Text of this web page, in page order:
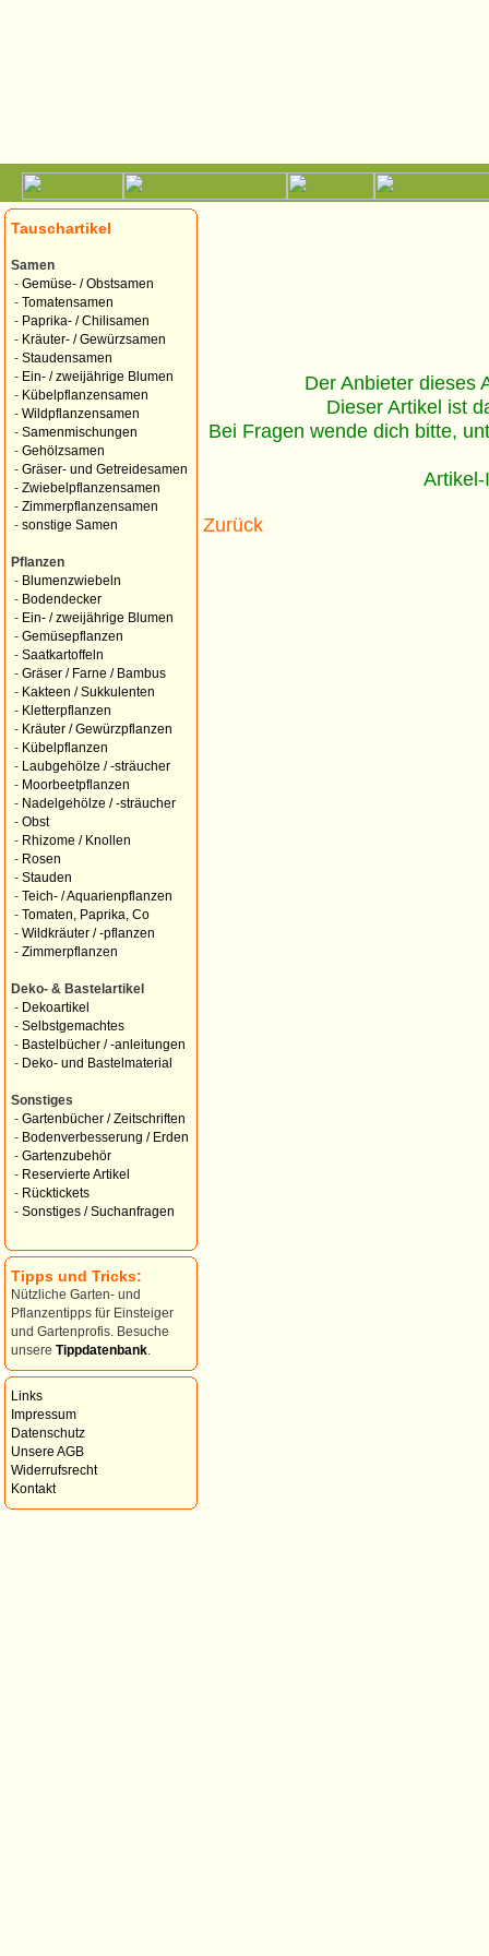
Tauschartikel
Samen
- Gemüse- / Obstsamen
- Tomatensamen
- Paprika- / Chilisamen
- Kräuter- / Gewürzsamen
- Staudensamen
- Ein- / zweijährige Blumen
- Kübelpflanzensamen
- Wildpflanzensamen
- Samenmischungen
- Gehölzsamen
- Gräser- und Getreidesamen
- Zwiebelpflanzensamen
- Zimmerpflanzensamen
- sonstige Samen
Pflanzen
- Blumenzwiebeln
- Bodendecker
- Ein- / zweijährige Blumen
- Gemüsepflanzen
- Saatkartoffeln
- Gräser / Farne / Bambus
- Kakteen / Sukkulenten
- Kletterpflanzen
- Kräuter / Gewürzpflanzen
- Kübelpflanzen
-
Laubgehölze / -sträucher
- Moorbeetpflanzen
- Nadelgehölze / -sträucher
- Obst
- Rhizome / Knollen
- Rosen
- Stauden
- Teich- / Aquarienpflanzen
- Tomaten, Paprika, Co
- Wildkräuter / -pflanzen
- Zimmerpflanzen
Deko- & Bastelartikel
- Dekoartikel
- Selbstgemachtes
- Bastelbücher / -anleitungen
- Deko- und Bastelmaterial
Sonstiges
- Gartenbücher / Zeitschriften
- Bodenverbesserung / Erden
- Gartenzubehör
- Reservierte Artikel
- Rücktickets
- Sonstiges / Suchanfragen
Tipps und Tricks:
Nützliche Garten- und
Pflanzentipps für Einsteiger
und Gartenprofis. Besuche
unsere Tippdatenbank
Links
Impressum
Datenschutz
Unsere AGB
Widerrufsrecht
Kontakt
Der Anbieter dieses
Dieser Artikel ist
Bei Fragen wende dich bitte,
Zurück